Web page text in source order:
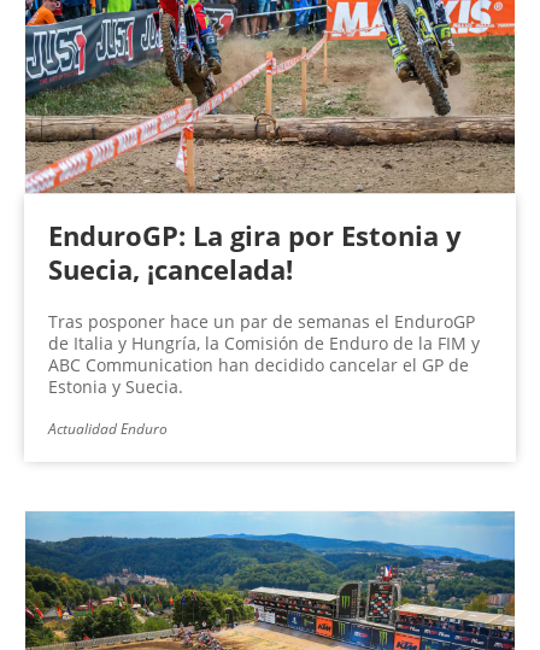
EnduroGP: La gira por Estonia y
Suecia, ¡cancelada!
Tras posponer hace un par de semanas el EnduroGP
de Italia y Hungría, la Comisión de Enduro de la FIM y
ABC Communication han decidido cancelar el GP de
Estonia y Suecia.
Actualidad Enduro